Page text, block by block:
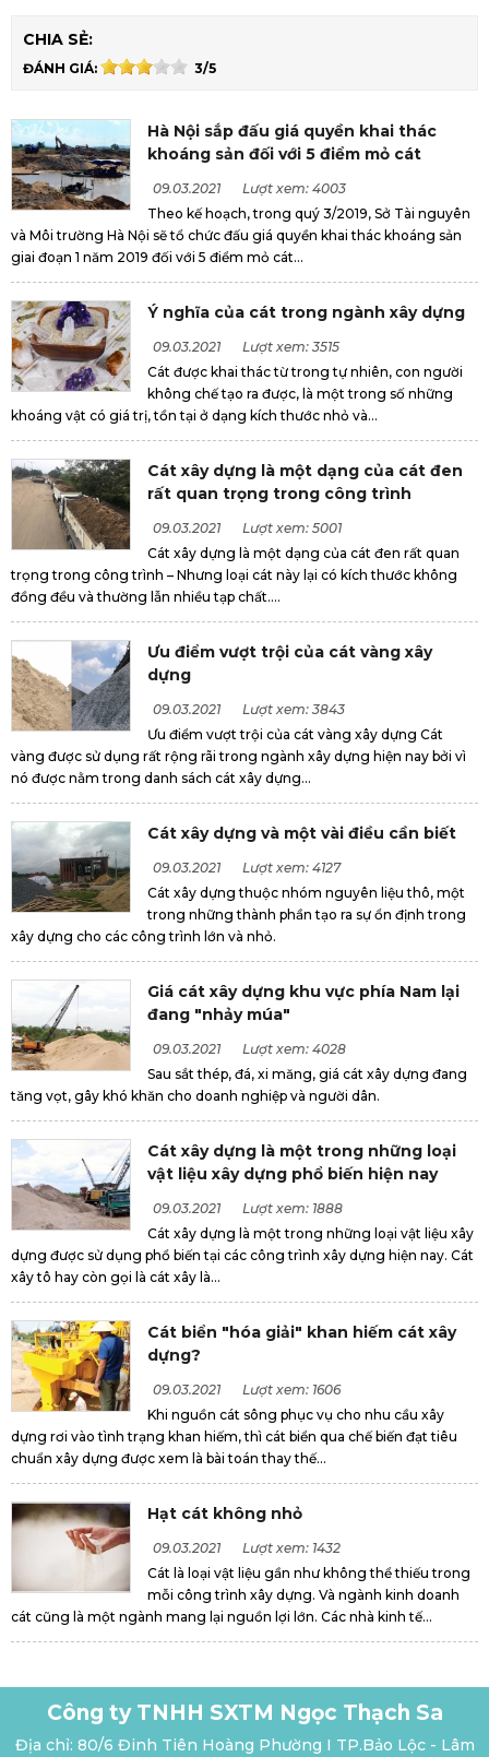
CHIA SẺ:
ĐÁNH GIÁ: 3/5
Hà Nội sắp đấu giá quyền khai thác
khoáng sản đối với 5 điểm mỏ cát
09.03.2021
Lượt xem: 4003
Theo kế hoạch, trong quý 3/2019, Sở Tài nguyên
và Môi trường Hà Nội sẽ tổ chức đấu giá quyền khai thác khoáng sản
giai đoạn 1 năm 2019 đối với 5 điểm mỏ cát...
Ý nghĩa của cát trong ngành xây dựng
09.03.2021
Lượt xem: 3515
Cát được khai thác từ trong tự nhiên, con người
không chế tạo ra được, là một trong số những
khoáng vật có giá trị, tồn tại ở dạng kích thước nhỏ và...
Cát xây dựng là một dạng của cát đen
rất quan trọng trong công trình
09.03.2021
Lượt xem: 5001
Cát xây dựng là một dạng của cát đen rất quan
trọng trong công trình – Nhưng loại cát này lại có kích thước không
đồng đều và thường lẫn nhiều tạp chất....
Ưu điểm vượt trội của cát vàng xây
dựng
09.03.2021
Lượt xem: 3843
Ưu điểm vượt trội của cát vàng xây dựng Cát
vàng được sử dụng rất rộng rãi trong ngành xây dựng hiện nay bởi vì
nó được nằm trong danh sách cát xây dựng...
Cát xây dựng và một vài điều cần biết
09.03.2021
Lượt xem: 4127
Cát xây dựng thuộc nhóm nguyên liệu thô, một
trong những thành phần tạo ra sự ổn định trong
xây dựng cho các công trình lớn và nhỏ.
Giá cát xây dựng khu vực phía Nam lại
đang "nhảy múa"
09.03.2021
Lượt xem: 4028
Sau sắt thép, đá, xi măng, giá cát xây dựng đang
tăng vọt, gây khó khăn cho doanh nghiệp và người dân.
Cát xây dựng là một trong những loại
vật liệu xây dựng phổ biến hiện nay
09.03.2021
Lượt xem: 1888
Cát xây dựng là một trong những loại vật liệu xây
dựng được sử dụng phổ biến tại các công trình xây dựng hiện nay. Cát
xây tô hay còn gọi là cát xây là...
Cát biển "hóa giải" khan hiếm cát xây
dựng?
09.03.2021
Lượt xem: 1606
Khi nguồn cát sông phục vụ cho nhu cầu xây
dựng rơi vào tình trạng khan hiếm, thì cát biển qua chế biến đạt tiêu
chuẩn xây dựng được xem là bài toán thay thế...
Hạt cát không nhỏ
09.03.2021
Lượt xem: 1432
Cát là loại vật liệu gần như không thể thiếu trong
mỗi công trình xây dựng. Và ngành kinh doanh
cát cũng là một ngành mang lại nguồn lợi lớn. Các nhà kinh tế...
Công ty TNHH SXTM Ngọc Thạch Sa
Địa chỉ: 80/6 Đinh Tiên Hoàng Phường I TP.Bảo Lộc - Lâm